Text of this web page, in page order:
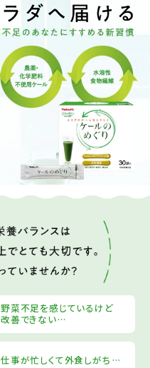
野菜不足を感じているけど
改善できない…
仕事が忙しくて外食しがち…